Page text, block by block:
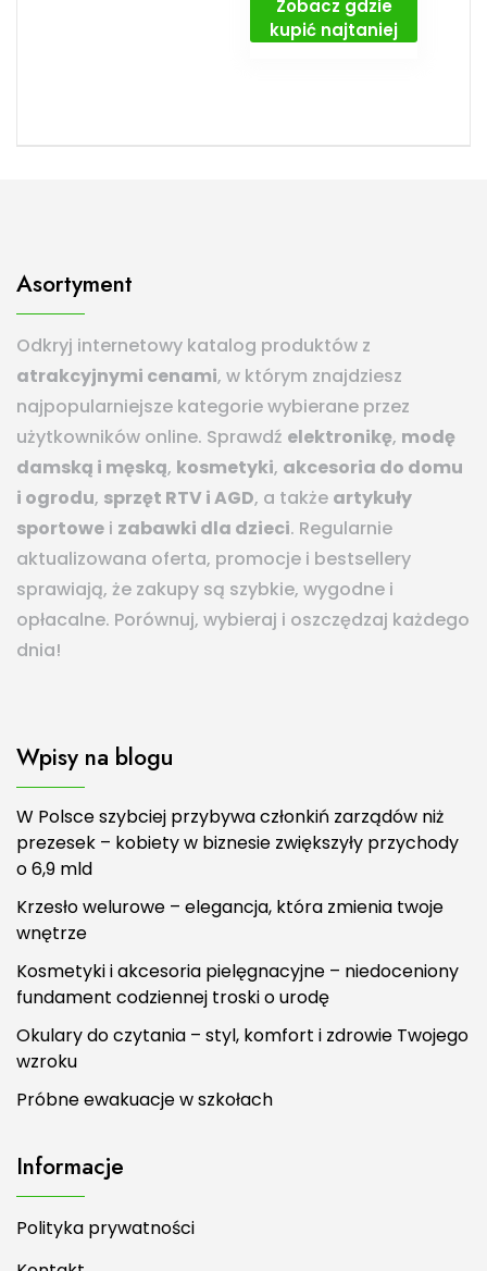
Zobacz gdzie
kupić najtaniej
Asortyment
Odkryj internetowy katalog produktów z
atrakcyjnymi cenami, w którym znajdziesz
najpopularniejsze kategorie wybierane przez
użytkowników online. Sprawdź elektronikę, modę
damską i męską, kosmetyki, akcesoria do domu
i ogrodu, sprzęt RTV i AGD, a także artykuły
sportowe i zabawki dla dzieci. Regularnie
aktualizowana oferta, promocje i bestsellery
sprawiają, że zakupy są szybkie, wygodne i
opłacalne. Porównuj, wybieraj i oszczędzaj każdego
dnia!
Wpisy na blogu
W Polsce szybciej przybywa członkiń zarządów niż
prezesek – kobiety w biznesie zwiększyły przychody
o 6,9 mld
Krzesło welurowe – elegancja, która zmienia twoje
wnętrze
Kosmetyki i akcesoria pielęgnacyjne – niedoceniony
fundament codziennej troski o urodę
Okulary do czytania – styl, komfort i zdrowie Twojego
wzroku
Próbne ewakuacje w szkołach
Informacje
Polityka prywatności